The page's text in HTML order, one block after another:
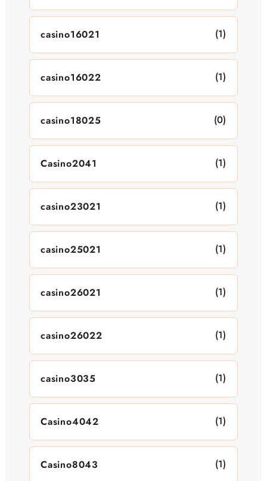
casino16021 (1)
casino16022 (1)
casino18025 (0)
Casino2041 (1)
casino23021 (1)
casino25021 (1)
casino26021 (1)
casino26022 (1)
casino3035 (1)
Casino4042 (1)
Casino8043 (1)